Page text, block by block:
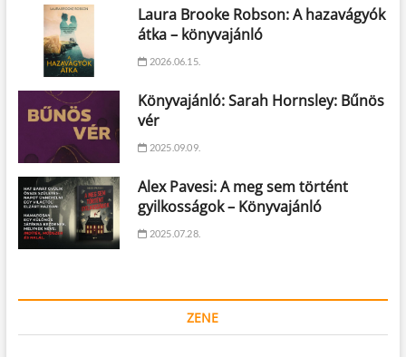
Laura Brooke Robson: A hazavágyók
átka – könyvajánló
2026.06.15.
Könyvajánló: Sarah Hornsley: Bűnös
vér
2025.09.09.
Alex Pavesi: A meg sem történt
gyilkosságok – Könyvajánló
2025.07.28.
ZENE